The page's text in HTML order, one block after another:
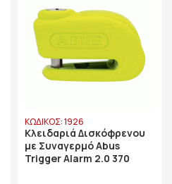
ΚΩΔΙΚΟΣ: 1926
Κλειδαριά Δισκόφρενου
με Συναγερμό Abus
Trigger Alarm 2.0 370